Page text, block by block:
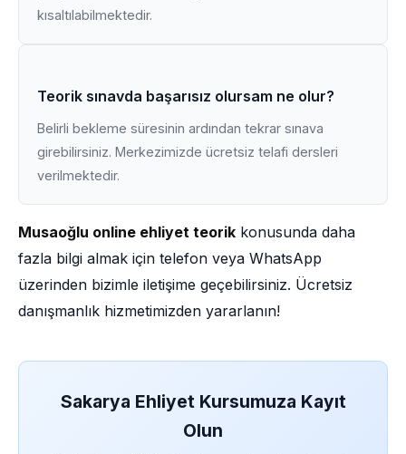
kısaltılabilmektedir.
Teorik sınavda başarısız olursam ne olur?
Belirli bekleme süresinin ardından tekrar sınava
girebilirsiniz. Merkezimizde ücretsiz telafi dersleri
verilmektedir.
Musaoğlu online ehliyet teorik konusunda daha
fazla bilgi almak için telefon veya WhatsApp
üzerinden bizimle iletişime geçebilirsiniz. Ücretsiz
danışmanlık hizmetimizden yararlanın!
Sakarya Ehliyet Kursumuza Kayıt
Olun